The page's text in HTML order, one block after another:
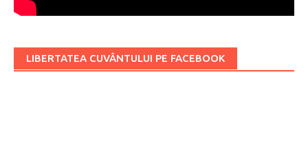
LIBERTATEA CUVÂNTULUI PE FACEBOOK